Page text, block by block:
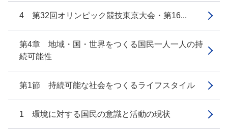
4 第32回オリンピック競技東京大会・第16...
第4章 地域・国・世界をつくる国民一人一人の持
続可能性
第1節 持続可能な社会をつくるライフスタイル
1 環境に対する国民の意識と活動の現状